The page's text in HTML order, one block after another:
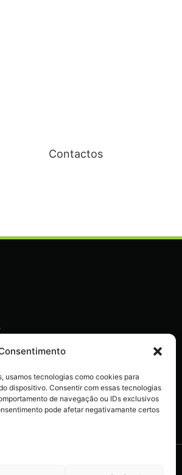
usamos tecnologias como cookies para
dispositivo. Consentir com essas tecnologias
de navegação ou IDs exclusivos
pode afetar negativamante certos
Contactos